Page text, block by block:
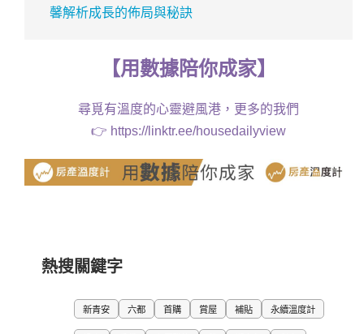
馨解析成長的佈局與秘訣
【用數據陪你成家】
尋覓有溫度的心靈避風港，更多的我們
👉 https://linktr.ee/housedailyview
熱搜關鍵字
新青安 六都 首購 賞屋 補貼 永續溫度計